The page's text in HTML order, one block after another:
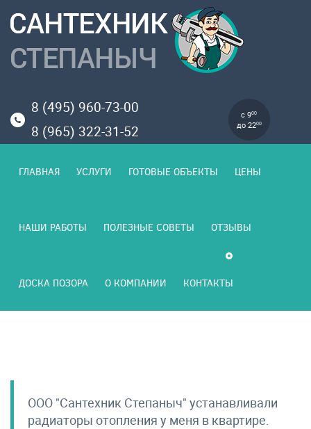
8 (495) 960-73-00
8 (965) 322-31-52
с 900
до 2200
ГЛАВНАЯ УСЛУГИ ГОТОВЫЕ ОБЪЕКТЫ ЦЕНЫ
НАШИ РАБОТЫ ПОЛЕЗНЫЕ СОВЕТЫ ОТЗЫВЫ
ДОСКА ПОЗОРА О КОМПАНИИ КОНТАКТЫ
ООО "Сантехник Степаныч" устанавливали
радиаторы отопления у меня в квартире.